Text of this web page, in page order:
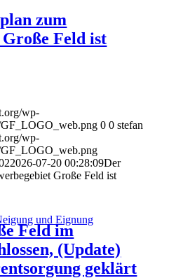
und Eignung
zum
Feld ist
wp-
GF_LOGO_web.png 0 0 stefan
wp-
GF_LOGO_web.png
2026-07-20 00:28:09Der
Große Feld ist
Feld im
(Update)
geklärt